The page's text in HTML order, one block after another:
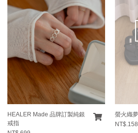
HEALER Made 品牌訂製純銀
戒指
螢火織